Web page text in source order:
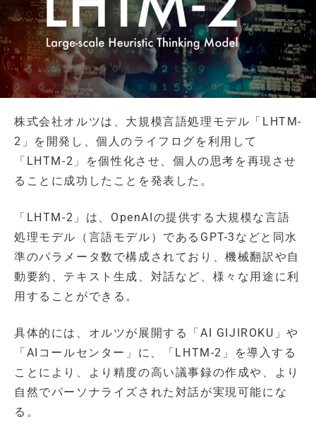
株式会社オルツは、大規模言語処理モデル「LHTM-
2」を開発し、個人のライフログを利用して
「LHTM-2」を個性化させ、個人の思考を再現させ
ることに成功したことを発表した。
「LHTM-2」は、OpenAIの提供する大規模な言語
処理モデル（言語モデル）であるGPT-3などと同水
準のパラメータ数で構成されており、機械翻訳や自
動要約、テキスト生成、対話など、様々な用途に利
用することができる。
具体的には、オルツが展開する「AI GIJIROKU」や
「AIコールセンター」に、「LHTM-2」を導入する
ことにより、より精度の高い議事録の作成や、より
自然でパーソナライズされた対話が実現可能にな
る。